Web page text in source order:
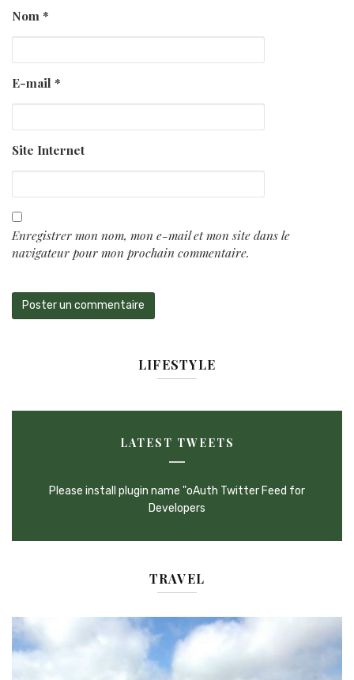
Nom*
E-mail *
Site Internet
Enregistrer mon nom, mon e-mail et mon site dans le
navigateur pour mon prochain commentaire.
LIFESTYLE
LATEST TWEETS
Please install plugin name "oAuth Twitter Feed for
Developers
TRAVEL